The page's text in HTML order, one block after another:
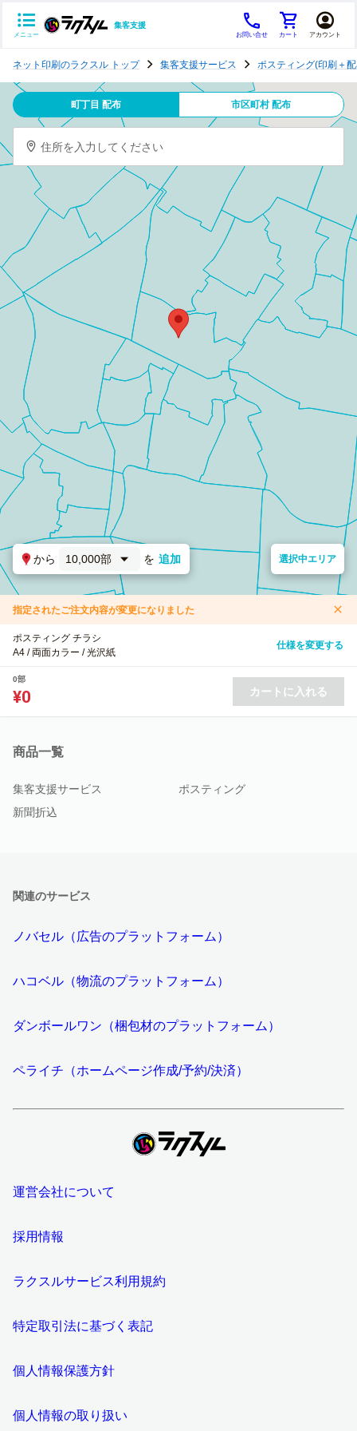
メニュー
集客支援
お問い合せ カート アカウント
テ
ン
グ
ネット印刷のラクスル トップ 集客支援サービス ポスティング(印刷＋
町丁目 配布 市区町村 配布
住所を入力してください
から 10,000部 を 追加 選択中エリア
指定されたご注文内容が変更になりました
ポスティング チラシ
A4 / 両面カラー / 光沢紙
仕様を変更する
0部
¥0 カートに入れる
商品一覧
集客支援サービス
ポスティング
新聞折込
関連のサービス
ノバセル（広告のプラットフォーム）
ハコベル（物流のプラットフォーム）
ダンボールワン（梱包材のプラットフォーム）
ペライチ（ホームページ作成/予約/決済）
運営会社について
採用情報
ラクスルサービス利用規約
特定取引法に基づく表記
個人情報保護方針
個人情報の取り扱い